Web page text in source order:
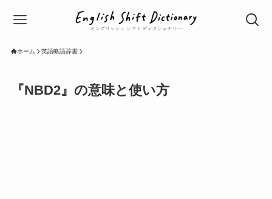
ホーム 英語略語辞書
『NBD2』の意味と使い方